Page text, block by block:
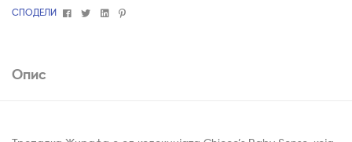
СПОДЕЛИ
FacebookTwitterLinkedin
Pinterest
Опис